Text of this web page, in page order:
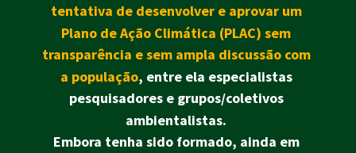
tentativa de desenvolver e aprovar um
Plano de Ação Climática (PLAC) sem
transparência e sem ampla discussão com
a população
, entre ela especialistas
pesquisadores e grupos/coletivos
ambientalistas.
Embora tenha sido formado, ainda em